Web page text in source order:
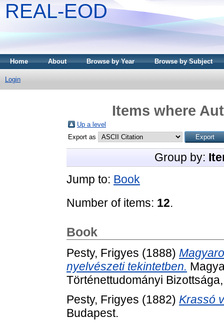
REAL-EOD
Home About Browse by Year Browse by Subject
Login
Items where
Up a level
Export as
Group by:
Jump to: Book
Number of items: 12.
Book
Pesty, Frigyes (1888)
nyelvészeti tekintetben.
Történettudományi
Pesty, Frigyes (1882) Krassó
Budapest.